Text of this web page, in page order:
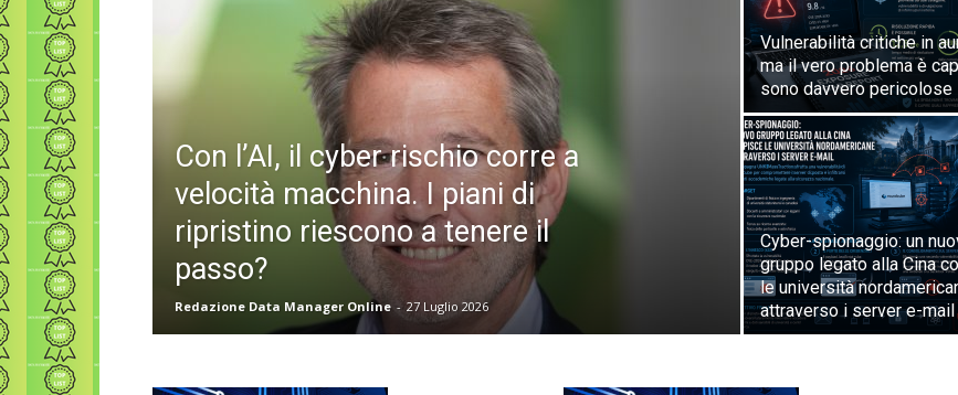
Con l’AI, il cyber rischio corre a
velocità macchina. I piani di
ripristino riescono a tenere il
passo?
Redazione Data Manager Online - 27 Luglio 2026
Vulnerabilità critiche in
ma il vero problema è
sono davvero pericolose
Cyber-spionaggio: un
gruppo legato alla Cina
le università
attraverso i server e-mail